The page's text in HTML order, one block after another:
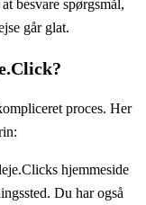
besvare spørgsmål,
går glat.
proces. Her
hjemmeside
Du har også